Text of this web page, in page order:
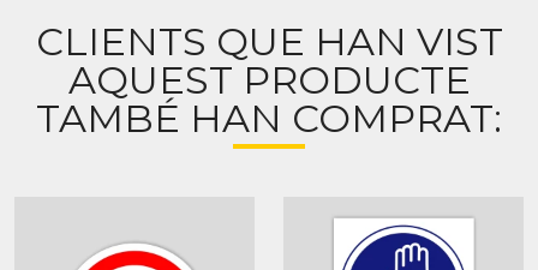
CLIENTS QUE HAN VIST
AQUEST PRODUCTE
TAMBÉ HAN COMPRAT: